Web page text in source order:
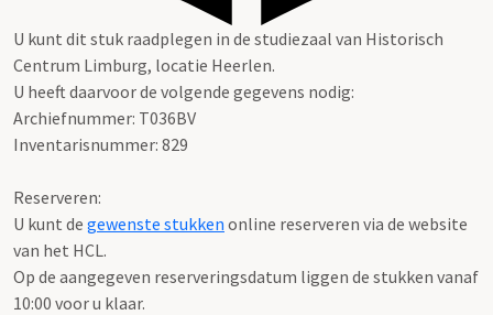
U kunt dit stuk raadplegen in de studiezaal van Historisch
Centrum Limburg, locatie Heerlen.
U heeft daarvoor de volgende gegevens nodig:
Archiefnummer: T036BV
Inventarisnummer: 829
Reserveren:
U kunt de gewenste stukken online reserveren via de website
van het HCL.
Op de aangegeven reserveringsdatum liggen de stukken vanaf
10:00 voor u klaar.